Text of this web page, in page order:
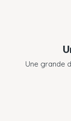
Une grande